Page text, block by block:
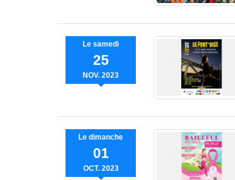
Le samedi
25
NOV. 2023
Le dimanche
01
OCT. 2023